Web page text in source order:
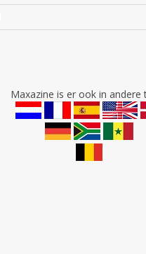
Maxazine is er ook in andere